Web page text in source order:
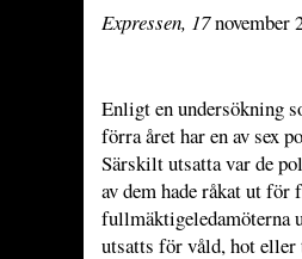
Expressen, 17november
Enligt en undersökning
förra året har en av sex
Särskilt utsatta var de
av dem hade råkat ut
fullmäktigeledamöterna
utsatts för våld, hot eller